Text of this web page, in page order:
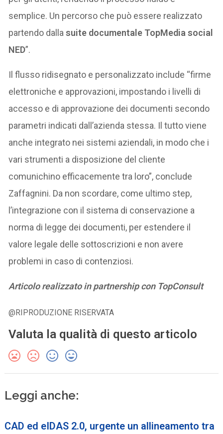
semplice. Un percorso che può essere realizzato
partendo dallasuite documentale TopMedia social
NED”.
Il flusso ridisegnato e personalizzato include “firme
elettroniche e approvazioni, impostando i livelli di
accesso e di approvazione dei documenti secondo
parametri indicati dall’azienda stessa. Il tutto viene
anche integrato nei sistemi aziendali, in modo che i
vari strumenti a disposizione del cliente
comunichino efficacemente tra loro”, conclude
Zaffagnini. Da non scordare, come ultimo step,
l’integrazione con il sistema di conservazione a
norma di legge dei documenti, per estendere il
valore legale delle sottoscrizioni e non avere
problemi in caso di contenziosi.
Articolo realizzato in partnership con TopConsult
@RIPRODUZIONE RISERVATA
Valuta la qualità di questo articolo
Leggi anche:
CAD ed eIDAS 2.0, urgente un allineamento tra